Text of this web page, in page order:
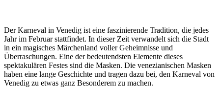
Der Karneval in Venedig ist eine faszinierende Tradition, die jedes
Jahr im Februar stattfindet. In dieser Zeit verwandelt sich die Stadt
in ein magisches Märchenland voller Geheimnisse und
Überraschungen. Eine der bedeutendsten Elemente dieses
spektakulären Festes sind die Masken. Die venezianischen Masken
haben eine lange Geschichte und tragen dazu bei, den Karneval von
Venedig zu etwas ganz Besonderem zu machen.